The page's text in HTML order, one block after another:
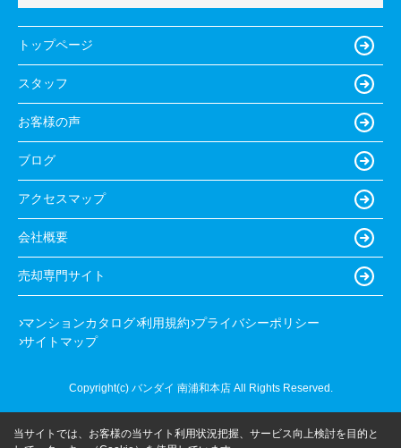
トップページ
スタッフ
お客様の声
ブログ
アクセスマップ
会社概要
売却専門サイト
マンションカタログ 利用規約 プライバシーポリシー
サイトマップ
Copyright(c) バンダイ 南浦和本店 All Rights Reserved.
当サイトでは、お客様の当サイト利用状況把握、サービス向上検討を目的と